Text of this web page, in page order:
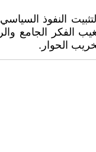
النفوذ
الفكر الجامع
الحوار.